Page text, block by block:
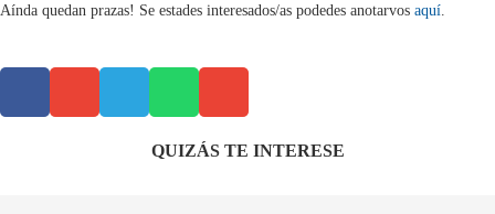
Aínda quedan prazas! Se estades interesados/as podedes anotarvos aquí
QUIZÁS TE INTERESE